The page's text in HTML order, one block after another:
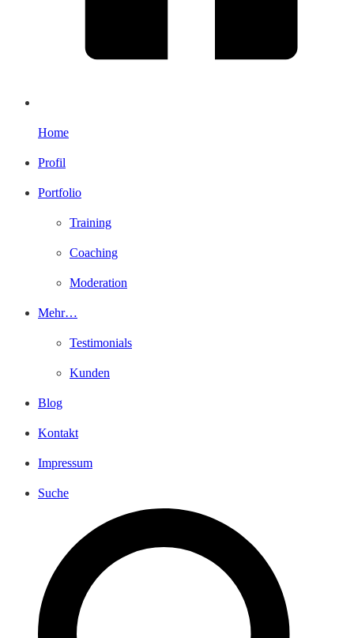
Home
Profil
Portfolio
Training
Coaching
Moderation
Mehr…
Testimonials
Kunden
Blog
Kontakt
Impressum
Suche